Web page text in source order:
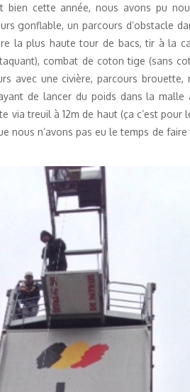
bien cette année, nous avons pu
gonflable, un parcours d’obstacle
la plus haute tour de bacs, tir à la
combat de coton tige (sans
avec une civière, parcours brouette,
de lancer du poids dans la malle
via treuil à 12m de haut (ça c’est pour
nous n’avons pas eu le temps de